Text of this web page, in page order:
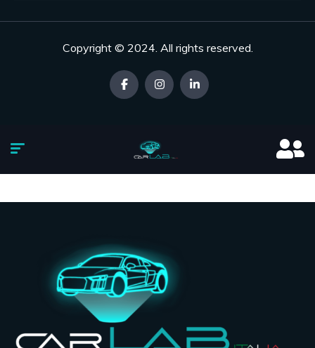
Copyright © 2024. All rights reserved.